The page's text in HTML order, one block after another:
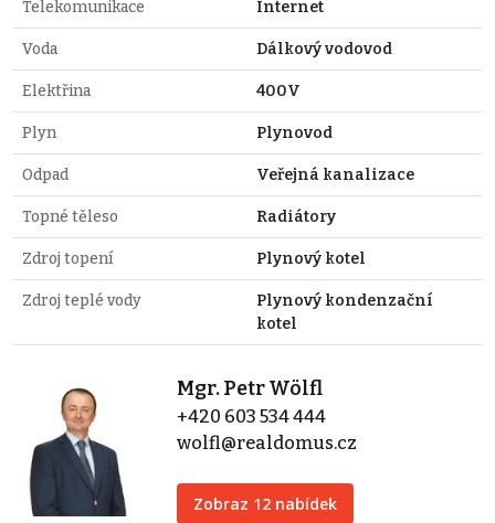
Telekomunikace Internet
Voda Dálkový vodovod
Elektřina 400V
Plyn Plynovod
Odpad Veřejná kanalizace
Topné těleso Radiátory
Zdroj topení Plynový kotel
Zdroj teplé vody
Plynový kondenzační
kotel
Mgr. Petr Wölfl
+420 603 534 444
wolfl@realdomus.cz
Zobraz 12 nabídek